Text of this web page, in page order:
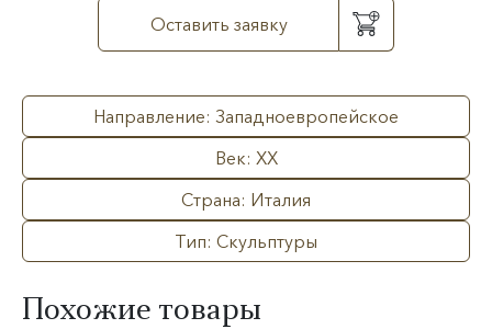
Оставить заявку
Направление: Западноевропейское
Век: XX
Страна: Италия
Тип: Скульптуры
Похожие товары